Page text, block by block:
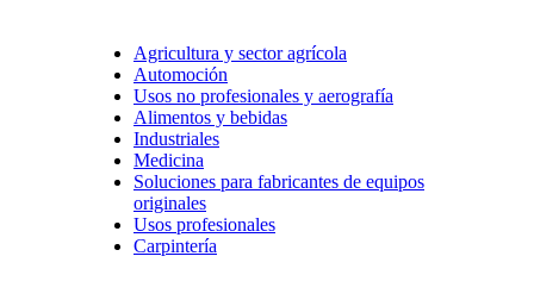
Agricultura y sector agrícola
Automoción
Usos no profesionales y aerografía
Alimentos y bebidas
Industriales
Medicina
Soluciones para fabricantes de equipos
originales
Usos profesionales
Carpintería